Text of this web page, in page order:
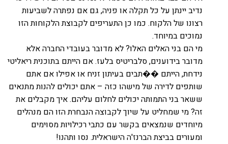
נדיב יינתן על כל תקלה או פניה, גם אם נפתרה לשביעות
רצונו של הלקוח. כמו כן התעריפים לקבוצת הלקוחות הזו
נמוכים במיוחד.
מי הם בני האלים האלו? לא מדובר בעובדי החברה אלא
מדובר בידוענים, סלבריטיס בלעז. אם הייתם בתוכנית ריאליטי
נידחת, הייתם ��תבים בעיתון זניח או אפילו אם אתם
שותפים לדירה של מישהו כזה – אתם יכולים להנות מתנאים
ששאר בני התמותה יכולים לחלום עליהם. איך מקבלים את
זה? מי שמחליט על שיוך לקבוצה הנבחרת הזו הם מנהלים
מיוחדים שנמצאים בקשר עם כתבי רכילויות מסוימים
ומעורים בביצת הברנז'ה הישראלית. נסו ותהנו!